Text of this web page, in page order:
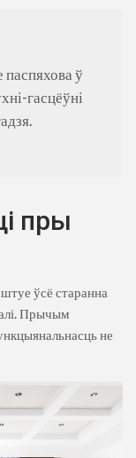
ў
гасцёўні
пры
ўсё старанна
Прычым
не